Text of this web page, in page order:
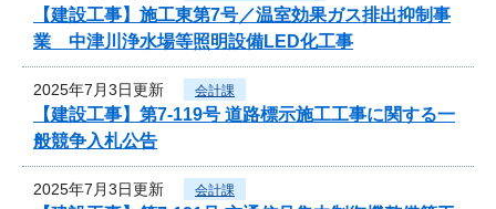
【建設工事】施工東第7号／温室効果ガス排出抑制事
業 中津川浄水場等照明設備LED化工事
2025年7月3日更新 会計課
【建設工事】第7-119号 道路標示施工工事に関する一
般競争入札公告
2025年7月3日更新 会計課